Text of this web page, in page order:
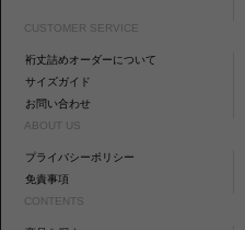
CUSTOMER SERVICE
裄丈詰めオーダーについて
サイズガイド
お問い合わせ
ABOUT US
プライバシーポリシー
免責事項
CONTENTS